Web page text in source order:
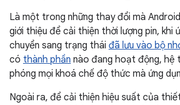
Là một trong những thay đổi mà
giới thiệu để cải thiện thời lượng pin, khi
chuyển sang trạng thái đã lưu vào bộ
có thành phần nào đang hoạt động, hệ
phóng mọi khoá chế độ thức mà ứng
Ngoài ra, để cải thiện hiệu suất của